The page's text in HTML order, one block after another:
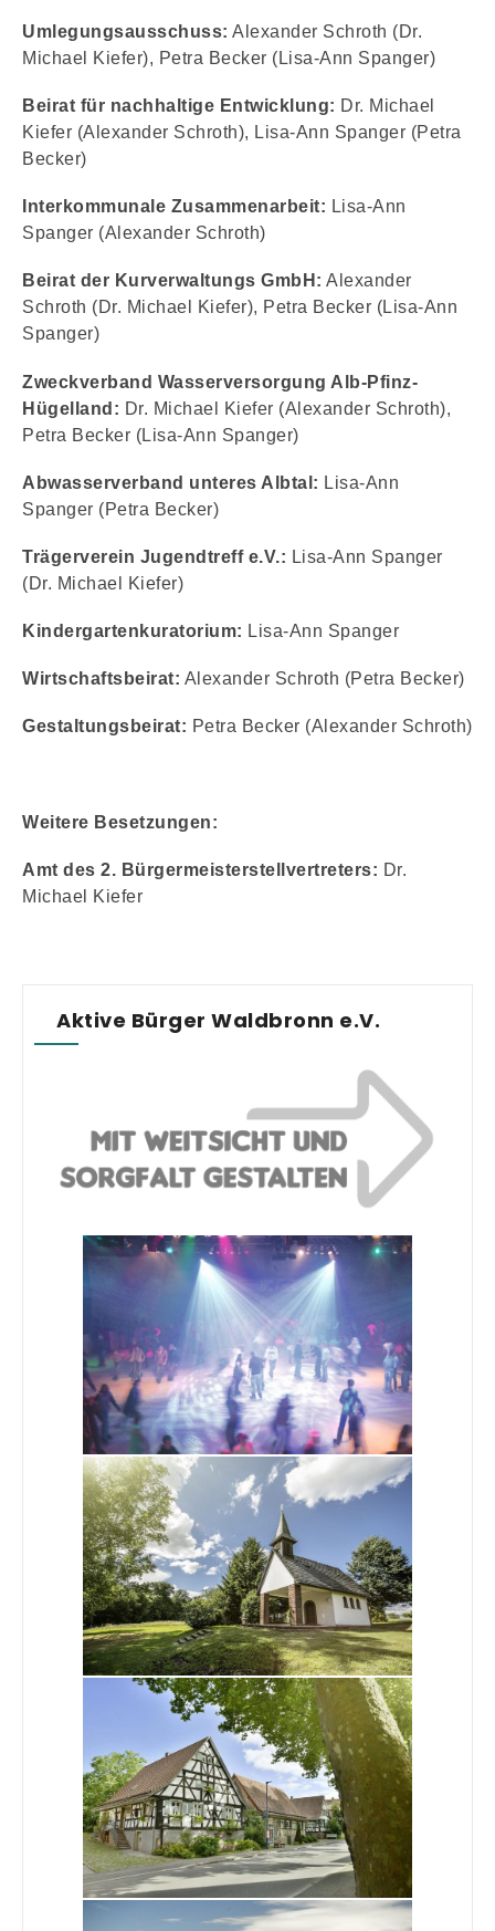
Umlegungsausschuss: Alexander Schroth (Dr.
Michael Kiefer), Petra Becker (Lisa-Ann Spanger)
Beirat für nachhaltige Entwicklung: Dr. Michael
Kiefer (Alexander Schroth), Lisa-Ann Spanger (Petra
Becker)
Interkommunale Zusammenarbeit: Lisa-Ann
Spanger (Alexander Schroth)
Beirat der Kurverwaltungs GmbH: A lexander
Schroth (Dr. Michael Kiefer), Petra Becker (Lisa-Ann
Spanger)
Zweckverband Wasserversorgung Alb-Pfinz-
Hügelland: Dr. Michael Kiefer (Alexander Schroth),
Petra Becker (Lisa-Ann Spanger)
Abwasserverband unteres Albtal: Lisa-Ann
Spanger (Petra Becker)
Trägerverein Jugendtreff e.V.: Lisa-Ann Spanger
(Dr. Michael Kiefer)
Kindergartenkuratorium: Lisa-Ann Spanger
Wirtschaftsbeirat: Alexander Schroth (Petra Becker)
Gestaltungsbeirat: Petra Becker (Alexander Schroth)
Weitere Besetzungen:
Amt des 2. Bürgermeisterstellvertreters: Dr.
Michael Kiefer
Aktive Bürger Waldbronn e.V.